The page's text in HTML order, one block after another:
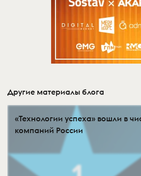
Другие материалы блога
«Технологии успеха» вошли в
компаний России